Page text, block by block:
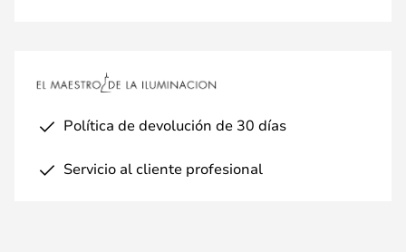
Política de devolución de 30 días
Servicio al cliente profesional